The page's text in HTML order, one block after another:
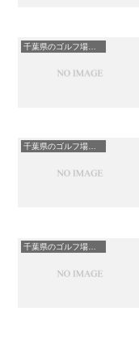
千葉県のゴルフ場一覧｜距離が長い・広いゴルフ場ランキング
千葉県のゴルフ場一覧｜距離が長い・広いゴルフ場ランキング
千葉県のゴルフ場一覧｜距離が長い・広いゴルフ場ランキング